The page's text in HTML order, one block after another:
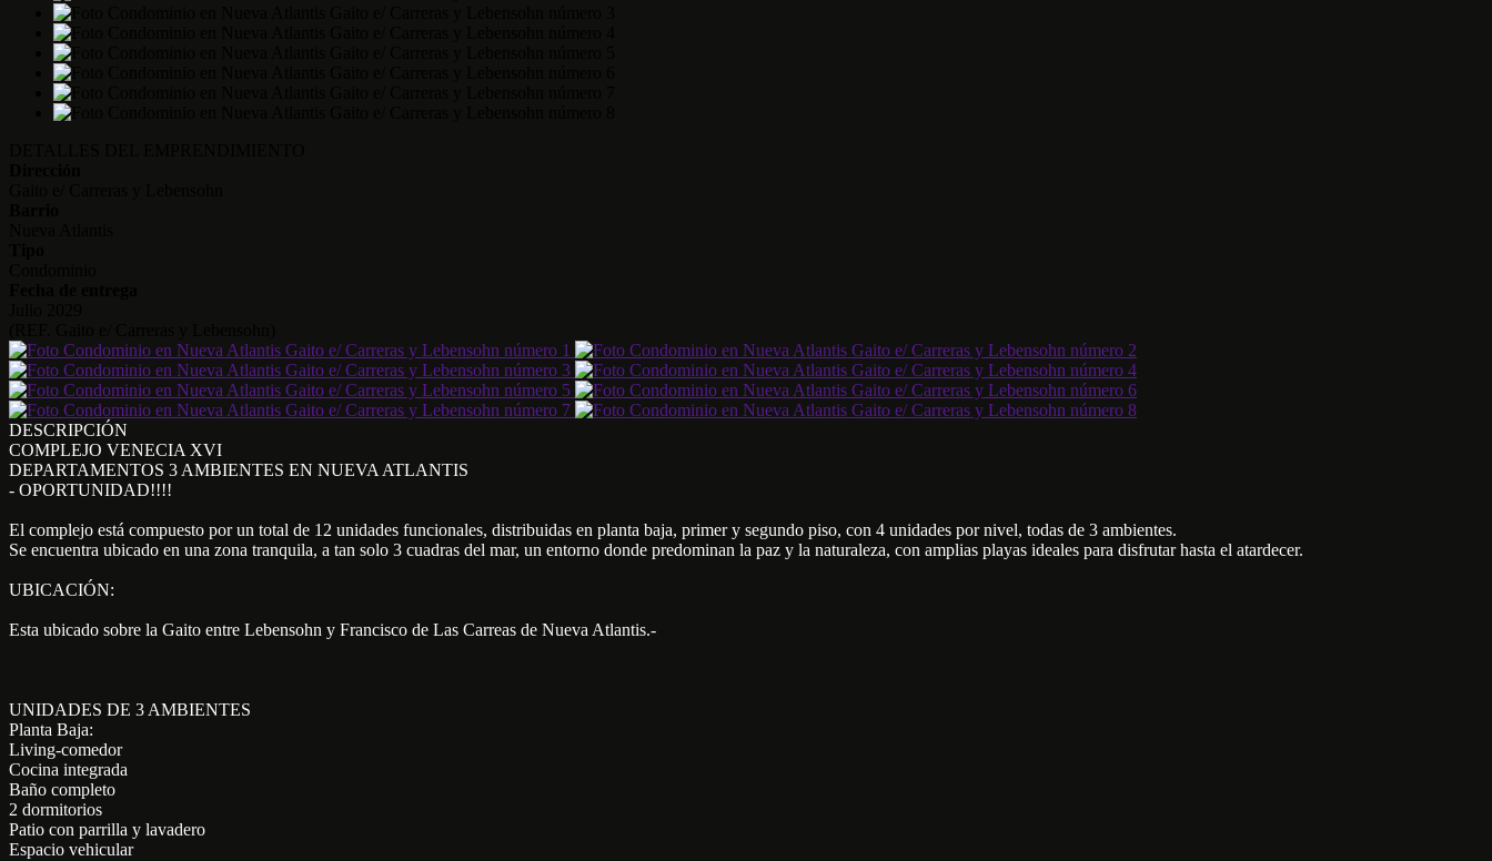
DESCRIPCIÓN
COMPLEJO VENECIA XVI
DEPARTAMENTOS 3 AMBIENTES EN NUEVA ATLANTIS
- OPORTUNIDAD!!!!
El complejo está compuesto por un total de 12 unidades funcionales, distribuidas en planta baja, primer y segundo piso, con 4 unidades por nivel, todas de 3 ambientes.
Se encuentra ubicado en una zona tranquila, a tan solo 3 cuadras del mar, un entorno donde predominan la paz y la naturaleza, con amplias playas ideales para disfrutar hasta el atardecer.
UBICACIÓN:
Esta ubicado sobre la Gaito entre Lebensohn y Francisco de Las Carreas de Nueva Atlantis.-
UNIDADES DE 3 AMBIENTES
Planta Baja:
Living-comedor
Cocina integrada
Baño completo
2 dormitorios
Patio con parrilla y lavadero
Espacio vehicular